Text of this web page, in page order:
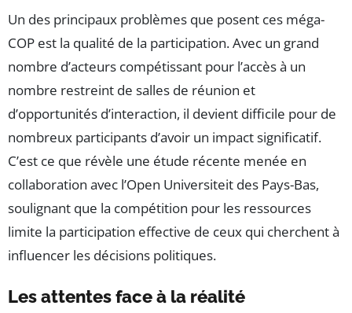
Un des principaux problèmes que posent ces méga-
COP est la qualité de la participation. Avec un grand
nombre d’acteurs compétissant pour l’accès à un
nombre restreint de salles de réunion et
d’opportunités d’interaction, il devient difficile pour de
nombreux participants d’avoir un impact significatif.
C’est ce que révèle une étude récente menée en
collaboration avec l’Open Universiteit des Pays-Bas,
soulignant que la compétition pour les ressources
limite la participation effective de ceux qui cherchent à
influencer les décisions politiques.
Les attentes face à la réalité